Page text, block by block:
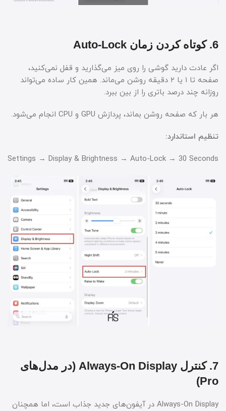
6. کوتاه کردن زمان Auto-Lock
اگر عادت دارید گوشی را روی میز می‌گذارید و قفل نمی‌کنید،
صفحه تا ۱ یا ۲ دقیقه روشن می‌ماند. همین کار ساده می‌تواند
روزانه چند درصد باتری را از بین ببرد.
هر بار که صفحه روشن بماند، پردازش GPU و CPU انجام می‌شود.
تنظیم استاندارد:
Settings → Display & Brightness → Auto-Lock → 30 Seconds
7. کنترل Always-On Display (در مدل‌های
Pro)
Always-On Display در آیفون‌های جدید جذاب است، اما همچنان